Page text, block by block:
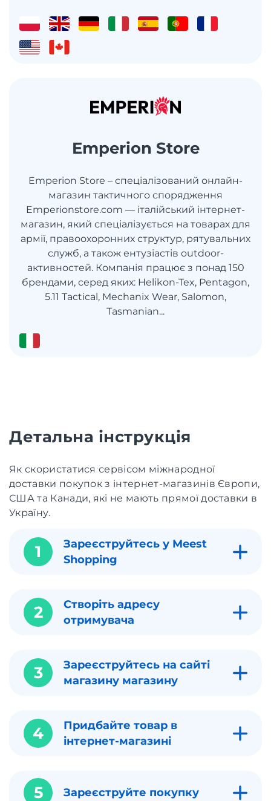
Emperion Store
Emperion Store – спеціалізований онлайн-
магазин тактичного спорядження
Emperionstore.com — італійський інтернет-
магазин, який спеціалізується на товарах для
армії, правоохоронних структур, рятувальних
служб, а також ентузіастів outdoor-
активностей. Компанія працює з понад 150
брендами, серед яких: Helikon-Tex, Pentagon,
5.11 Tactical, Mechanix Wear, Salomon,
Tasmanian...
Детальна інструкція
Як скористатися сервісом міжнародної
доставки покупок з інтернет-магазинів Європи,
США та Канади, які не мають прямої доставки в
Україну.
1
Зареєструйтесь у Meest
Shopping
2
Створіть адресу
отримувача
3
Зареєструйтесь на сайті
магазину магазину
4
Придбайте товар в
інтернет-магазині
5 Зареєструйте покупку